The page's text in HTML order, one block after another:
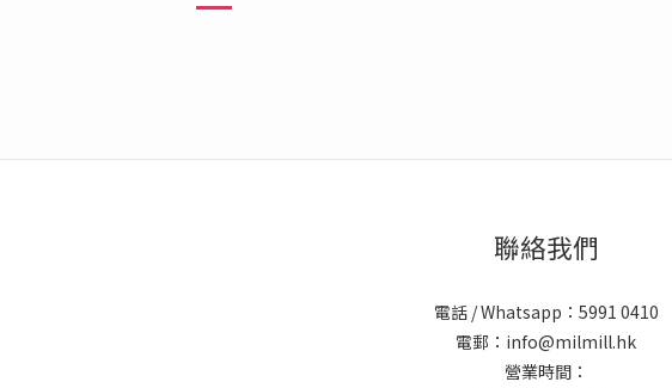
聯絡我們
電話 / Whatsapp：5991 0410
電郵：info@milmill.hk
營業時間：